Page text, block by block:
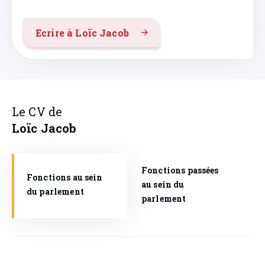
Ecrire à Loïc Jacob
Le CV de
Loïc Jacob
Fonctions au sein
du parlement
Fonctions passées
au sein du
parlement